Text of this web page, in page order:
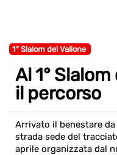
1° Slalom del Vallone
Al 1°
il percorso
Arrivato il benestare
strada sede del
aprile organizzata dal